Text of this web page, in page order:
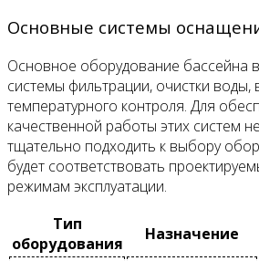
Основные системы
Основное оборудование бассейна
системы фильтрации, очистки воды,
температурного контроля. Для
качественной работы этих систем
тщательно подходить к выбору
будет соответствовать
режимам эксплуатации.
Тип
оборудования
Назначение